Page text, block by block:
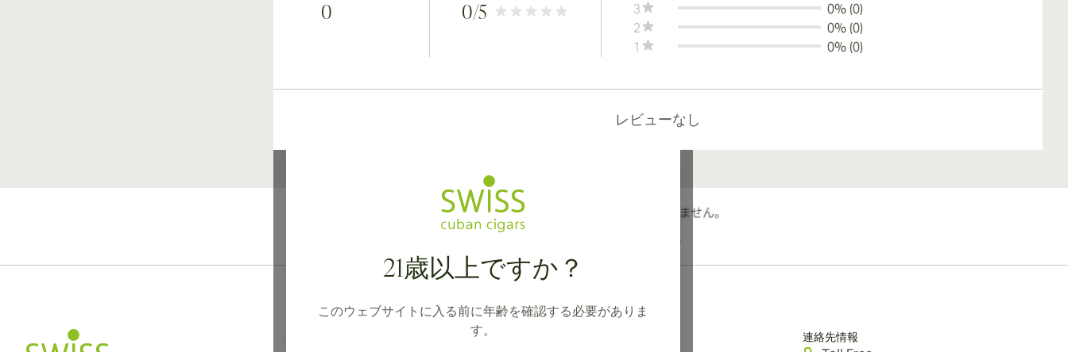
0 0/5
3
0% (0)
2
0% (0)
1
0% (0)
レビューなし
21歳以上ですか？
このウェブサイトに入る前に年齢を確認する必要がありま
す。
カナダ、英国、オーストラリアへの国際配送が可能です。
インフォメーション 連絡先情報